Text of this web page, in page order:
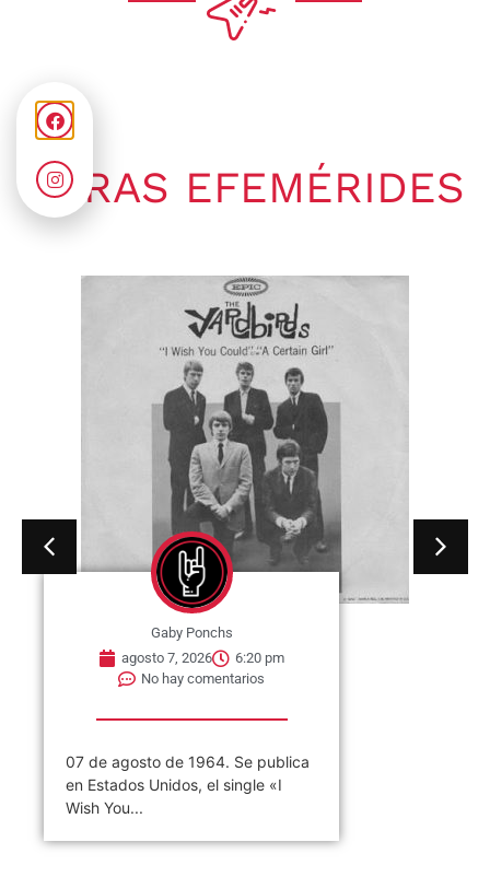
OTRAS EFEMÉRIDES
Gaby Ponchs
agosto 7, 2026
6:20 pm
No hay comentarios
07 de agosto de 1964. Se publica
en Estados Unidos, el single «I
Wish You...